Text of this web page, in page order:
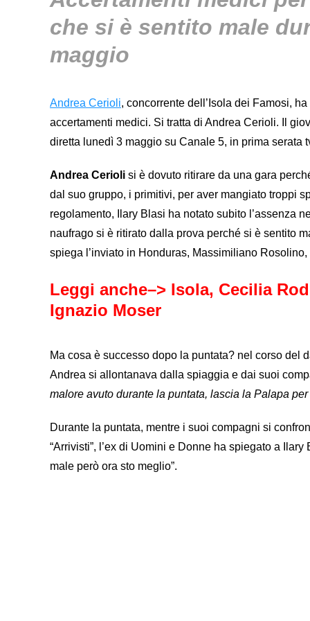
che si è sentito male
maggio
Andrea Cerioli, concorrente dell’Isola dei Famosi,
accertamenti medici. Si tratta di Andrea Cerioli. Il
diretta lunedì 3 maggio su Canale 5, in prima serata
Andrea Cerioli si è dovuto ritirare da una gara
dal suo gruppo, i primitivi, per aver mangiato troppi
regolamento, Ilary Blasi ha notato subito l’assenza
naufrago si è ritirato dalla prova perché si è sentito
spiega l’inviato in Honduras, Massimiliano
Leggi anche–> Isola, Cecilia
Ignazio Moser
Ma cosa è successo dopo la puntata? nel corso del
Andrea si allontanava dalla spiaggia e dai suoi
malore avuto durante la puntata, lascia la Palapa per
Durante la puntata, mentre i suoi compagni si
“Arrivisti”, l’ex di Uomini e Donne ha spiegato a
male però ora sto meglio”.